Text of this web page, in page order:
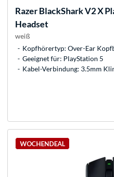
RazerBlackShark V2 X
Headset
weiß
Kopfhörertyp: Over-Ear
Geeignet für: PlayStation 5
Kabel-Verbindung: 3.5mm
WOCHENDEAL